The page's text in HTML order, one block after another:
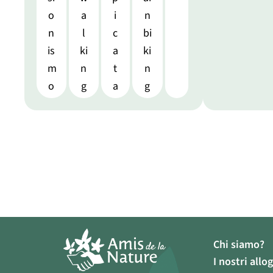
o
n
is
m
o
a
l
ki
n
g
i
c
a
t
a
n
bi
ki
n
g
Chi siamo?
I nostri